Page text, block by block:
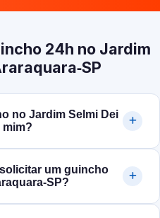
24h no Jardim
no Jardim Selmi Dei
mim?
um guincho